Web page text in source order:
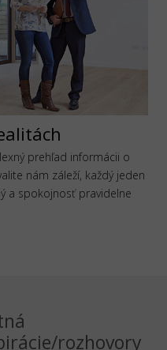
prehľad informácii o
nám záleží, každý jeden
a spokojnosť pravidelne
rozhovory